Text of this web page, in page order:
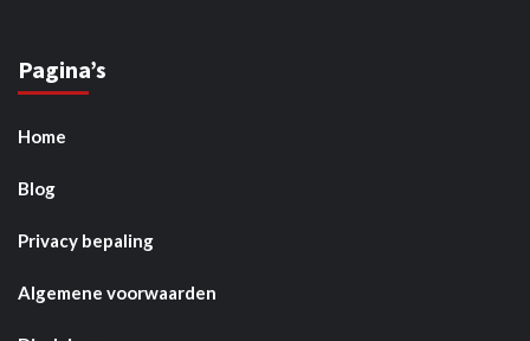
Pagina’s
Home
Blog
Privacy bepaling
Algemene voorwaarden